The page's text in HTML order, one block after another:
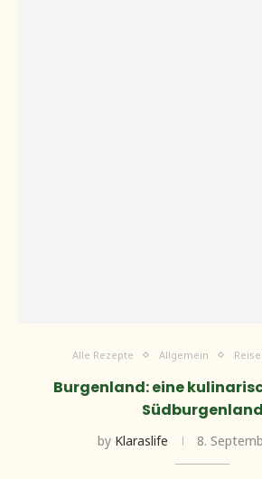
Alle Rezepte Allgemein
Burgenland: eine
Südburgenland
by Klaraslife 8.